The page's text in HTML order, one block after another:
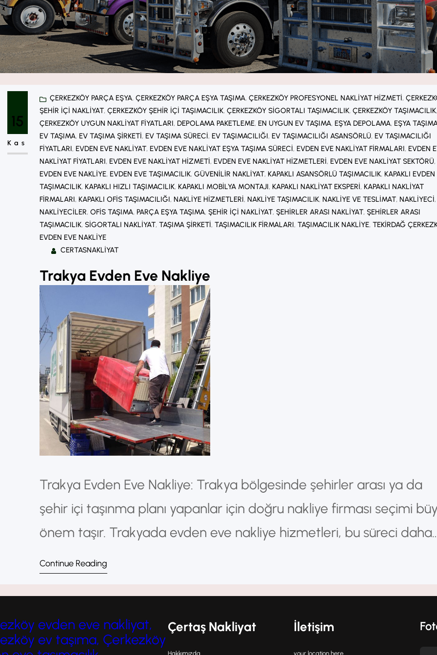
15
Kas
ÇERKEZKÖY PARÇA EŞYA, ÇERKEZKÖY PARÇA EŞYA TAŞIMA, ÇERKEZKÖY PROFESYONEL NAKLIYAT HIZMETI,
ŞEHIR IÇI NAKLIYAT, ÇERKEZKÖY ŞEHIR IÇI TAŞIMACILIK, ÇERKEZKÖY SIGORTALI TAŞIMACILIK, ÇERKEZKÖY TAŞIMACILIK
ÇERKEZKÖY UYGUN NAKLIYAT FIYATLARI, DEPOLAMA PAKETLEME, EN UYGUN EV TAŞIMA, EŞYA DEPOLAMA, EŞYA
EV TAŞIMA, EV TAŞIMA ŞIRKETI, EV TAŞIMA SÜRECI, EV TAŞIMACILIĞI, EV TAŞIMACILIĞI ASANSÖRLÜ, EV TAŞIMACILIĞI
FIYATLARI, EVDEN EVE NAKLIYAT, EVDEN EVE NAKLIYAT EŞYA TAŞIMA SÜRECI, EVDEN EVE NAKLIYAT FIRMALARI, EVDEN
NAKLIYAT FIYATLARI, EVDEN EVE NAKLIYAT HIZMETI, EVDEN EVE NAKLIYAT HIZMETLERI, EVDEN EVE NAKLIYAT SEKTÖRÜ
EVDEN EVE NAKLIYE, EVDEN EVE TAŞIMACILIK, GÜVENILIR NAKLIYAT, KAPAKLI ASANSÖRLÜ TAŞIMACILIK, KAPAKLI EVDEN
TAŞIMACILIK, KAPAKLI HIZLI TAŞIMACILIK, KAPAKLI MOBILYA MONTAJI, KAPAKLI NAKLIYAT EKSPERI, KAPAKLI NAKLIYAT
FIRMALARI, KAPAKLI OFIS TAŞIMACILIĞI, NAKLIYE HIZMETLERI, NAKLIYE TAŞIMACILIK, NAKLIYE VE TESLIMAT, NAKLIYECI
NAKLIYECILER, OFIS TAŞIMA, PARÇA EŞYA TAŞIMA, ŞEHIR IÇI NAKLIYAT, ŞEHIRLER ARASI NAKLIYAT, ŞEHIRLER ARASI
TAŞIMACILIK, SIGORTALI NAKLIYAT, TAŞIMA ŞIRKETI, TAŞIMACILIK FIRMALARI, TAŞIMACILIK NAKLIYE, TEKIRDAĞ
EVDEN EVE NAKLIYE
CERTASNAKLIYAT
Trakya Evden Eve Nakliye
Trakya Evden Eve Nakliye: Trakya bölgesinde şehirler arası ya da
şehir içi taşınma planı yapanlar için doğru nakliye firması seçimi
önem taşır. Trakyada evden eve nakliye hizmetleri, bu süreci daha
kolay, hızlı ve güvenli hale getirmek için profesyonel çözümler
Continue Reading
evden eve nakliyat,
ev taşıma, Çerkezköy
Çertaş Nakliyat
Hakkımızda
İletişim
your location here